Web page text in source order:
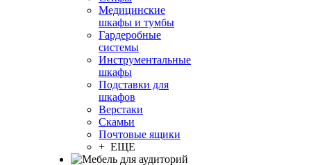
Медицинские
шкафы и тумбы
Гардеробные
системы
Инструментальные
шкафы
Подставки для
шкафов
Верстаки
Скамьи
Почтовые ящики
+ ЕЩЕ